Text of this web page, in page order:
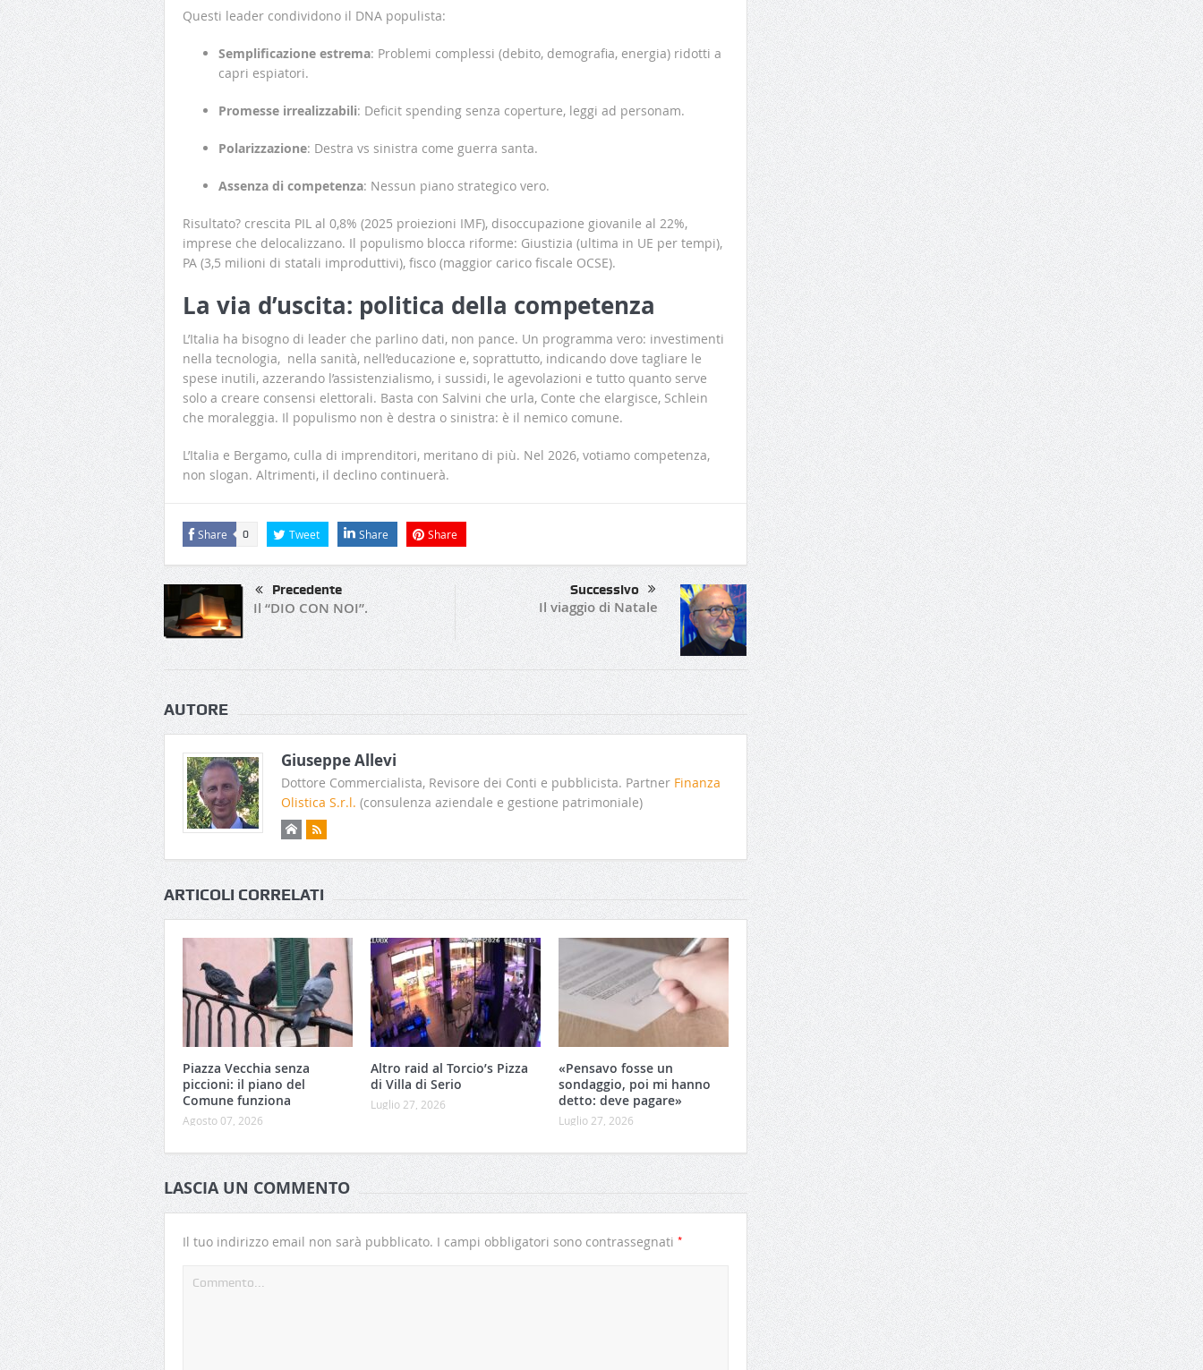
Questi leader condividono il DNA populista:
Semplificazione estrema: Problemi complessi (debito, demografia, energia) ridotti a
capri espiatori.
Promesse irrealizzabili: Deficit spending senza coperture, leggi ad personam.
Polarizzazione: Destra vs sinistra come guerra santa.
Assenza di competenza: Nessun piano strategico vero.
Risultato? crescita PIL al 0,8% (2025 proiezioni IMF), disoccupazione giovanile al 22%,
imprese che delocalizzano. Il populismo blocca riforme: Giustizia (ultima in UE per tempi),
PA (3,5 milioni di statali improduttivi), fisco (maggior carico fiscale OCSE).
La via d’uscita: politica della competenza
L’Italia ha bisogno di leader che parlino dati, non pance. Un programma vero: investimenti
nella tecnologia, nella sanità, nell’educazione e, soprattutto, indicando dove tagliare le
spese inutili, azzerando l’assistenzialismo, i sussidi, le agevolazioni e tutto quanto serve
solo a creare consensi elettorali. Basta con Salvini che urla, Conte che elargisce, Schlein
che moraleggia. Il populismo non è destra o sinistra: è il nemico comune.
L’Italia e Bergamo, culla di imprenditori, meritano di più. Nel 2026, votiamo competenza,
non slogan. Altrimenti, il declino continuerà.
Share 0 Tweet Share Share
Precedente
Il “DIO CON NOI”.
Successivo
Il viaggio di Natale
AUTORE
Giuseppe Allevi
Dottore Commercialista, Revisore dei Conti e pubblicista. Partner Finanza
Olistica S.r.l. (consulenza aziendale e gestione patrimoniale)
ARTICOLI CORRELATI
Piazza Vecchia senza
piccioni: il piano del
Comune funziona
Agosto 07, 2026
Altro raid al Torcio’s Pizza
di Villa di Serio
Luglio 27, 2026
«Pensavo fosse un
sondaggio, poi mi hanno
detto: deve pagare»
Luglio 27, 2026
LASCIA UN COMMENTO
Il tuo indirizzo email non sarà pubblicato. I campi obbligatori sono contrassegnati *